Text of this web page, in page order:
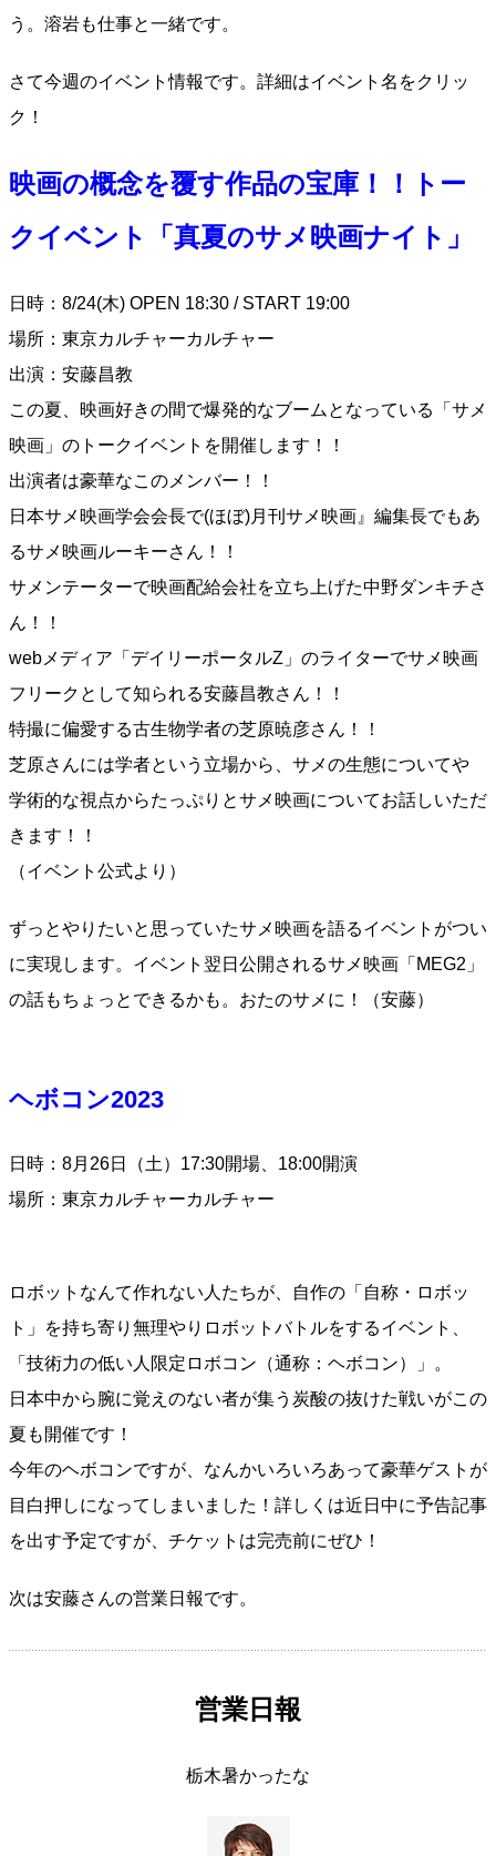
う。溶岩も仕事と一緒です。
さて今週のイベント情報です。詳細はイベント名をクリッ
ク！
映画の概念を覆す作品の宝庫！！トー
クイベント「真夏のサメ映画ナイト」
日時：8/24(木) OPEN 18:30 / START 19:00
場所：東京カルチャーカルチャー
出演：安藤昌教
この夏、映画好きの間で爆発的なブームとなっている「サメ
映画」のトークイベントを開催します！！
出演者は豪華なこのメンバー！！
日本サメ映画学会会長で(ほぼ)月刊サメ映画』編集長でもあ
るサメ映画ルーキーさん！！
サメンテーターで映画配給会社を立ち上げた中野ダンキチさ
ん！！
webメディア「デイリーポータルZ」のライターでサメ映画
フリークとして知られる安藤昌教さん！！
特撮に偏愛する古生物学者の芝原暁彦さん！！
芝原さんには学者という立場から、サメの生態についてや
学術的な視点からたっぷりとサメ映画についてお話しいただ
きます！！
（イベント公式より）
ずっとやりたいと思っていたサメ映画を語るイベントがつい
に実現します。イベント翌日公開されるサメ映画「MEG2」
の話もちょっとできるかも。おたのサメに！（安藤）
ヘボコン2023
日時：8月26日（土）17:30開場、18:00開演
場所：東京カルチャーカルチャー
ロボットなんて作れない人たちが、自作の「自称・ロボッ
ト」を持ち寄り無理やりロボットバトルをするイベント、
「技術力の低い人限定ロボコン（通称：ヘボコン）」。
日本中から腕に覚えのない者が集う炭酸の抜けた戦いがこの
夏も開催です！
今年のヘボコンですが、なんかいろいろあって豪華ゲストが
目白押しになってしまいました！詳しくは近日中に予告記事
を出す予定ですが、チケットは完売前にぜひ！
次は安藤さんの営業日報です。
営業日報
栃木暑かったな